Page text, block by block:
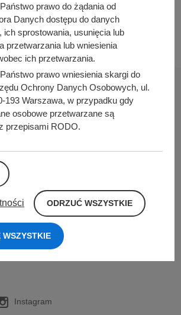
ZAPROPONUJ WYDARZENIE
w Kórniku
0000 0215 0002
Instagram
prawo do żądania od
Danych dostępu do danych
ich sprostowania, usunięcia lub
przetwarzania lub wniesienia
ich przetwarzania.
prawo wniesienia skargi do
Ochrony Danych Osobowych, ul.
193 Warszawa, w przypadku gdy
osobowe przetwarzane są
przepisami RODO.
ODRZUĆ WSZYSTKIE
WSZYSTKIE